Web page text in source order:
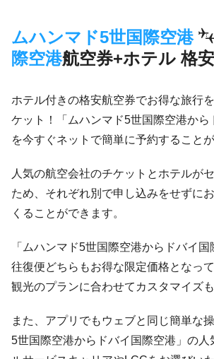
ムハンマド5世国際空港
際空港航空券+ホテル 格
ホテル付きの格安航空券でお得な旅行
ケット！「ムハンマド5世国際空港から
を今すぐネットで簡単に予約することが
人気の航空会社のチケットとホテルが
ため、それぞれ別で申し込みをせずに
くることができます。
「ムハンマド5世国際空港からドバイ国
往復便どちらもお得な限定価格となっ
観光のプランに合わせてカスタマイズも
また、アプリでもウェブと同じ簡単な
5世国際空港からドバイ国際空港」の人